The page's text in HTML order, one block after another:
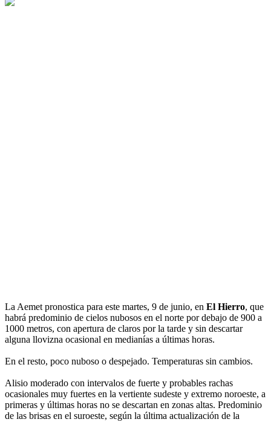
La Aemet pronostica para este martes, 9 de junio, en El Hierro, que
habrá predominio de cielos nubosos en el norte por debajo de 900 a
1000 metros, con apertura de claros por la tarde y sin descartar
alguna llovizna ocasional en medianías a últimas horas.
En el resto, poco nuboso o despejado. Temperaturas sin cambios.
Alisio moderado con intervalos de fuerte y probables rachas
ocasionales muy fuertes en la vertiente sudeste y extremo noroeste, a
primeras y últimas horas no se descartan en zonas altas. Predominio
de las brisas en el suroeste, según la última actualización de la